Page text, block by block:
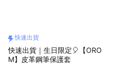
快速出貨
快速出貨｜生日限定🎈【ORO
M】皮革鋼筆保護套